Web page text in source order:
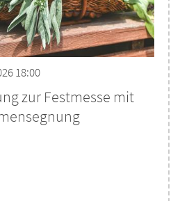
18:00
zur Festmesse mit